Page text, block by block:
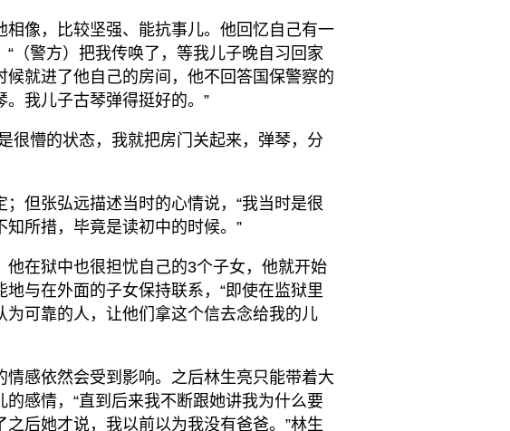
像，比较坚强、能抗事儿。他回忆自己有一
（警方）把我传唤了，等我儿子晚自习回家
就进了他自己的房间，他不回答国保警察的
我儿子古琴弹得挺好的。”
很懵的状态，我就把房门关起来，弹琴，分
但张弘远描述当时的心情说，“我当时是很
所措，毕竟是读初中的时候。”
在狱中也很担忧自己的3个子女，他就开始
与在外面的子女保持联系，“即使在监狱里
可靠的人，让他们拿这个信去念给我的儿
感依然会受到影响。之后林生亮只能带着大
感情，“直到后来我不断跟她讲我为什么要
后她才说，我以前以为我没有爸爸。”林生